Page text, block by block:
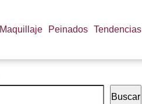
Maquillaje Peinados Tendencias
Buscar